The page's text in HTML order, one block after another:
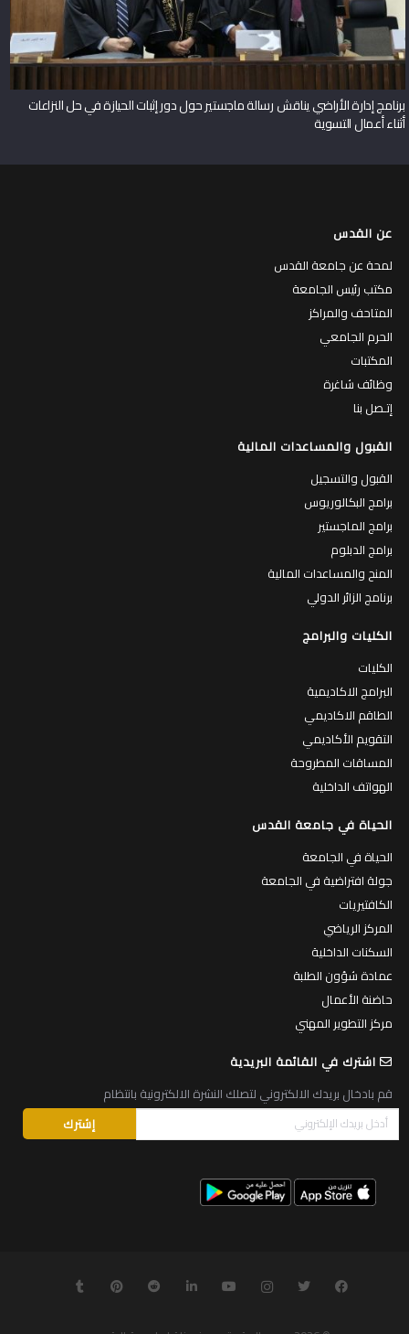
برنامج إدارة الأراضي يناقش رسالة ماجستير حول دور إثبات الحيازة في حل النزاعات
أثناء أعمال التسوية
عن القدس
لمحة عن جامعة القدس
مكتب رئيس الجامعة
المتاحف والمراكز
الحرم الجامعي
المكتبات
وظائف شاغرة
إتـصل بنا
القبول والمساعدات المالية
القبول والتسجيل
برامج البكالوريوس
برامج الماجستير
برامج الدبلوم
المنح والمساعدات المالية
برنامج الزائر الدولي
الكليات والبرامج
الكليات
البرامج الاكاديمية
الطاقم الاكاديمي
التقويم الأكاديمي
المساقات المطروحة
الهواتف الداخلية
الحياة في جامعة القدس
الحياة في الجامعة
جولة افتراضية في الجامعة
الكافتيريات
المركز الرياضي
السكنات الداخلية
عمادة شؤون الطلبة
حاضنة الأعمال
مركز التطوير المهني
اشترك في القائمة البريدية
قم بادخال بريدك الالكتروني لتصلك النشرة الالكترونية بانتظام